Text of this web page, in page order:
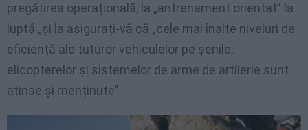
pregătirea operațională, la „antrenament orientat” la
luptă „și la asigurați-vă că „cele mai înalte niveluri de
eficiență ale tuturor vehiculelor pe șenile,
elicopterelor și sistemelor de arme de artilerie sunt
atinse și menținute”.